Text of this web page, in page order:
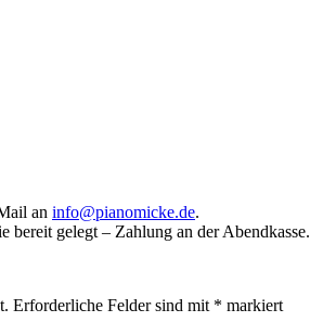
an info@pianomicke.de.
bereit gelegt – Zahlung an der Abendkasse.
Erforderliche Felder sind mit * markiert